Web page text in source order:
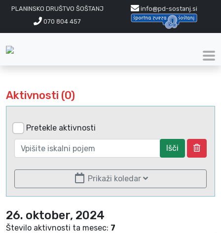
PLANINSKO DRUŠTVO ŠOŠTANJ
info@pd-sostanj.si
070 804 457
Aktivnosti (0)
Pretekle aktivnosti
Išči
Prikaži koledar
26. oktober, 2024
Število aktivnosti ta mesec: 7